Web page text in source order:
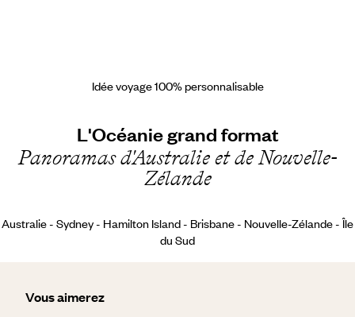
Idée voyage 100% personnalisable
L'Océanie grand format
Panoramas d'Australie et de Nouvelle-
Zélande
Australie - Sydney - Hamilton Island - Brisbane - Nouvelle-Zélande - Île
du Sud
Vous aimerez